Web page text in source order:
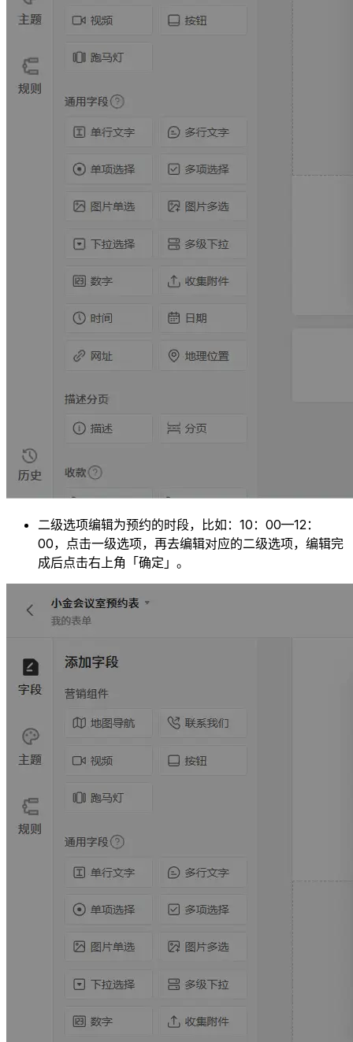
二级选项编辑为预约的时段，比如：10：00—12：
00，点击一级选项，再去编辑对应的二级选项，编辑完
成后点击右上角「确定」。